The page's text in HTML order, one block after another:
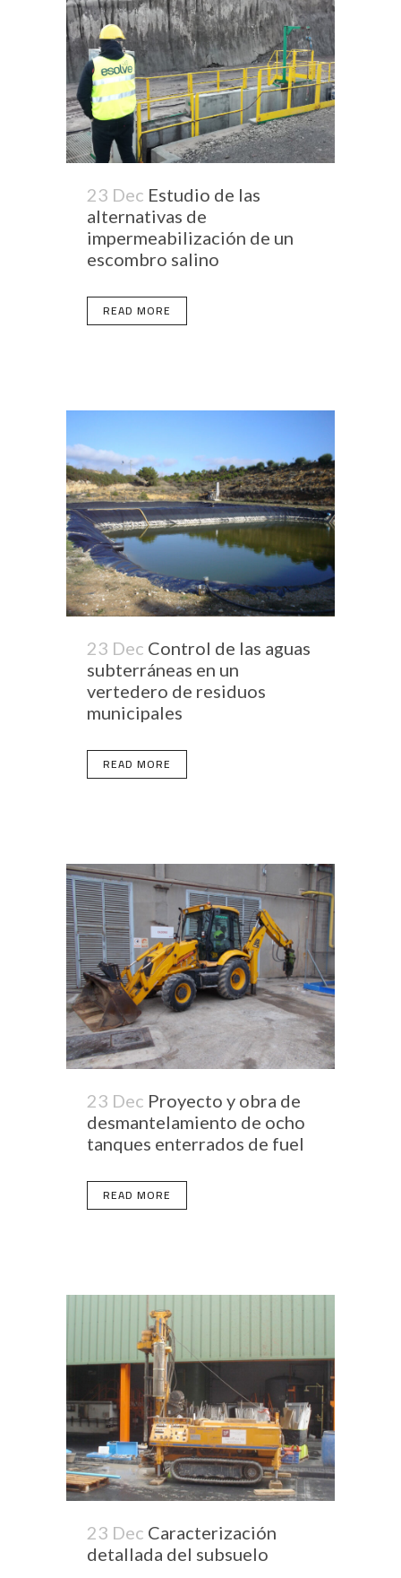
23 Dec Estudio de las
alternativas de
impermeabilización de un
escombro salino
READ MORE
23 Dec Control de las aguas
subterráneas en un
vertedero de residuos
municipales
READ MORE
23 Dec Proyecto y obra de
desmantelamiento de ocho
tanques enterrados de fuel
READ MORE
23 Dec Caracterización
detallada del subsuelo